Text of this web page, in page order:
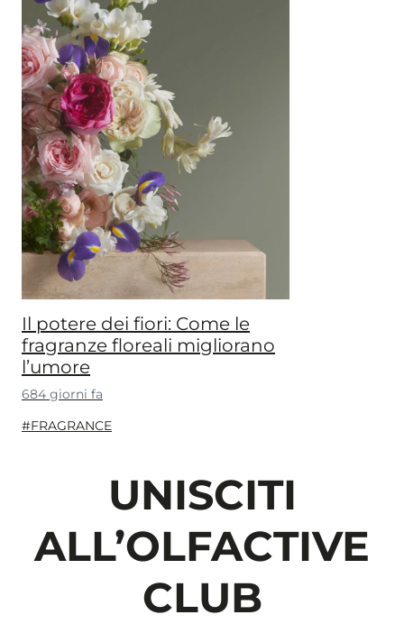
Il potere dei fiori: Come le
fragranze floreali migliorano
l’umore
684 giorni fa
#FRAGRANCE
UNISCITI
ALL’OLFACTIVE
CLUB